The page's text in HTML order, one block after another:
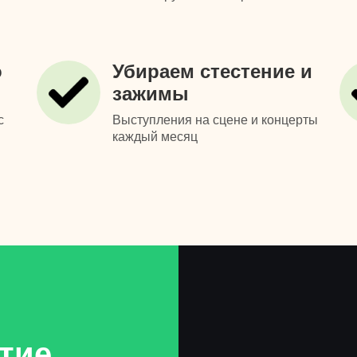
Убираем стестение и
зажимы
Выступления на сцене и концерты
каждый месяц